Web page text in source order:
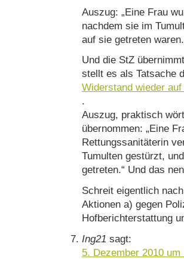
Auszug: „Eine Frau
nachdem sie im
auf sie getreten
Und die StZ
stellt es als Tatsache
Widerstand wieder
.
Auszug, praktisch
übernommen: „Eine
Rettungssanitäterin
Tumulten gestürzt,
getreten.“ Und das
Schreit eigentlich
Aktionen a) gegen
Hofberichterstattung
Ing21 sagt:
5. Dezember 2010 um